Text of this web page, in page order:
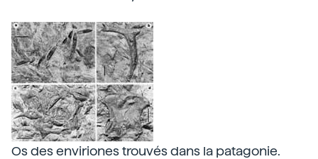
Os des enviriones trouvés dans la patagonie.